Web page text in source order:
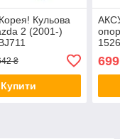
Кульова
2 (2001-)
₴
Купити
699